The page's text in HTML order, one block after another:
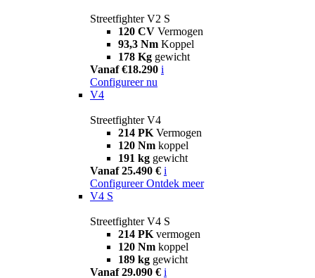
Streetfighter V2 S
120 CV Vermogen
93,3 Nm Koppel
178 Kg gewicht
Vanaf €18.290 i
Configureer nu
V4
Streetfighter V4
214 PK Vermogen
120 Nm koppel
191 kg gewicht
Vanaf 25.490 € i
Configureer Ontdek meer
V4 S
Streetfighter V4 S
214 PK vermogen
120 Nm koppel
189 kg gewicht
Vanaf 29.090 € i